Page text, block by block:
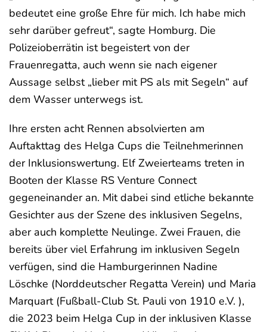
bedeutet eine große Ehre für mich. Ich habe mich
sehr darüber gefreut“, sagte Homburg. Die
Polizeioberrätin ist begeistert von der
Frauenregatta, auch wenn sie nach eigener
Aussage selbst „lieber mit PS als mit Segeln“ auf
dem Wasser unterwegs ist.
Ihre ersten acht Rennen absolvierten am
Auftakttag des Helga Cups die Teilnehmerinnen
der Inklusionswertung. Elf Zweierteams treten in
Booten der Klasse RS Venture Connect
gegeneinander an. Mit dabei sind etliche bekannte
Gesichter aus der Szene des inklusiven Segelns,
aber auch komplette Neulinge. Zwei Frauen, die
bereits über viel Erfahrung im inklusiven Segeln
verfügen, sind die Hamburgerinnen Nadine
Löschke (Norddeutscher Regatta Verein) und Maria
Marquart (Fußball-Club St. Pauli von 1910 e.V. ),
die 2023 beim Helga Cup in der inklusiven Klasse